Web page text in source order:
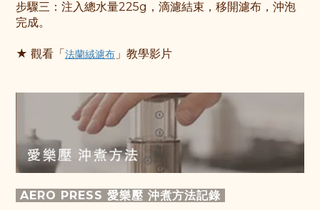
步驟三：注入總水量225g，滴濾結束，移開濾布，沖泡
完成。
★ 觀看「法蘭絨濾布 」教學影片
AERO PRESS 愛樂壓 沖煮方法記錄